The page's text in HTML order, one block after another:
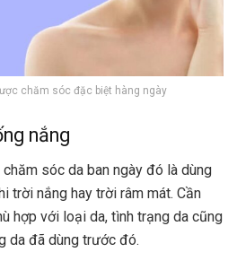
chăm sóc đặc biệt hàng ngày
nắng
sóc da ban ngày đó là dùng
trời nắng hay trời râm mát. Cần
hợp với loại da, tình trạng da cũng
da đã dùng trước đó.